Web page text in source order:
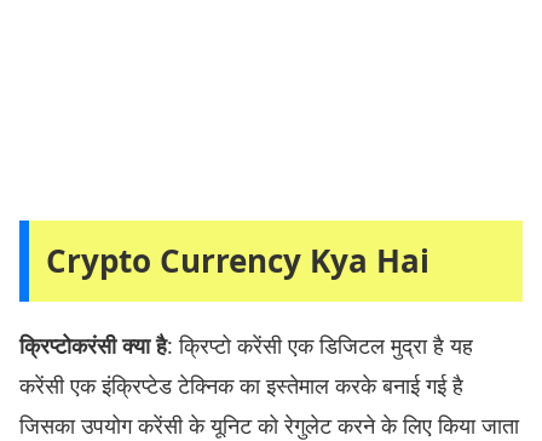
Crypto Currency Kya Hai
क्रिप्टोकरंसी क्या है: क्रिप्टो करेंसी एक डिजिटल मुद्रा है यह
करेंसी एक इंक्रिप्टेड टेक्निक का इस्तेमाल करके बनाई गई है
जिसका उपयोग करेंसी के यूनिट को रेगुलेट करने के लिए किया जाता